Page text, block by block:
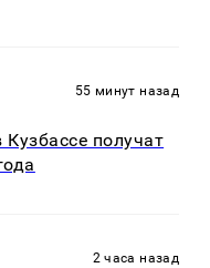
55 минут назад
Кузбассе получат
2 часа назад